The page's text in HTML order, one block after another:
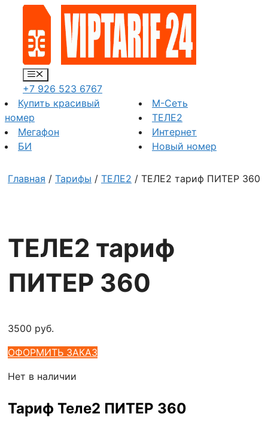
содержимому
Меню
+7 926 523 6767
Купить красивый
номер
Мегафон
БИ
М-Сеть
ТЕЛЕ2
Интернет
Новый номер
Главная / Тарифы / ТЕЛЕ2 / ТЕЛЕ2 тариф ПИТЕР 360
ТЕЛЕ2 тариф
ПИТЕР 360
3500 руб.
ОФОРМИТЬ ЗАКАЗ
Нет в наличии
Тариф Теле2 ПИТЕР 360